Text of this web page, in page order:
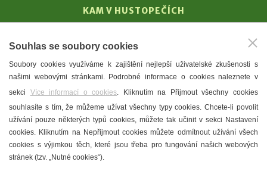
KAM V HUSTOPEČÍCH
T. G. Masaryk
Mandloně
Ubytování
Restaurace
Městské muzeum a galerie
Denní meníčka
Souhlas se soubory cookies
Soubory cookies využíváme k zajištění nejlepší uživatelské zkušenosti s
našimi webovými stránkami. Podrobné informace o cookies naleznete v
sekci Více informací o cookies. Kliknutím na Přijmout všechny cookies
souhlasíte s tím, že můžeme užívat všechny typy cookies. Chcete-li povolit
užívání pouze některých typů cookies, můžete tak učinit v sekci Nastavení
cookies. Kliknutím na Nepřijmout cookies můžete odmítnout užívání všech
cookies s výjimkou těch, které jsou třeba pro fungování našich webových
stránek (tzv. „Nutné cookies“).